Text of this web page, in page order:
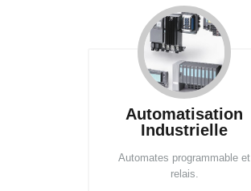
Automatisation
Industrielle
Automates programmable et
relais.